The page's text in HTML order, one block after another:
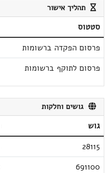
תהליך אישור
סטטוס
פרסום הפקדה ברשומות
פרסום לתוקף ברשומות
גושים וחלקות
גוש
28115
691100